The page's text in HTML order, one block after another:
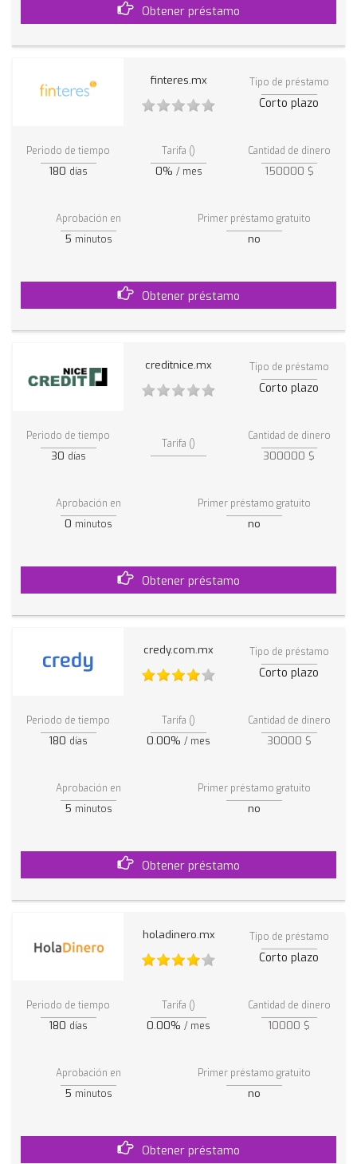
Obtener préstamo
finteres.mx Tipo de préstamo
Corto plazo
Periodo de tiempo
180 días
Tarifa ()
0% / mes
Cantidad de dinero
150000 $
Aprobación en
5 minutos
Primer préstamo gratuito
no
Obtener préstamo
creditnice.mx Tipo de préstamo
Corto plazo
Periodo de tiempo
30 días
Tarifa ()
Cantidad de dinero
300000 $
Aprobación en
0 minutos
Primer préstamo gratuito
no
Obtener préstamo
credy.com.mx Tipo de préstamo
Corto plazo
Periodo de tiempo
180 días
Tarifa ()
0.00%/ mes
Cantidad de dinero
30000 $
Aprobación en
5 minutos
Primer préstamo gratuito
no
Obtener préstamo
holadinero.mx Tipo de préstamo
Corto plazo
Periodo de tiempo
180 días
Tarifa ()
0.00%/ mes
Cantidad de dinero
10000 $
Aprobación en
5 minutos
Primer préstamo gratuito
no
Obtener préstamo